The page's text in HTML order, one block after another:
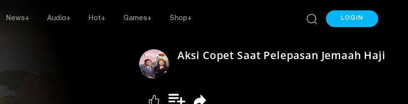
News+ Audio+ Hot+ Games+ Shop+ LOGIN
Aksi Copet Saat Pelepasan Jemaah Haji